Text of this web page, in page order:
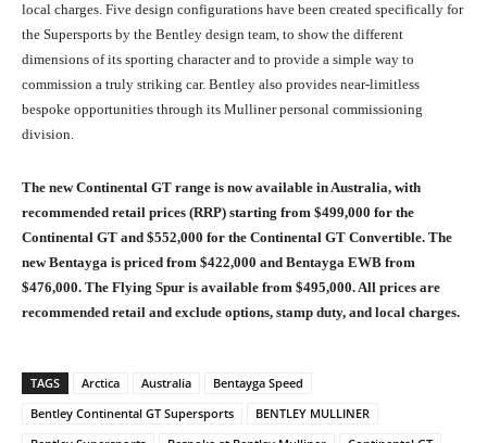
local charges. Five design configurations have been created specifically for
the Supersports by the Bentley design team, to show the different
dimensions of its sporting character and to provide a simple way to
commission a truly striking car. Bentley also provides near-limitless
bespoke opportunities through its Mulliner personal commissioning
division.
The new Continental GT range is now available in Australia, with
recommended retail prices (RRP) starting from $499,000 for the
Continental GT and $552,000 for the Continental GT Convertible. The
new Bentayga is priced from $422,000 and Bentayga EWB from
$476,000. The Flying Spur is available from $495,000. All prices are
recommended retail and exclude options, stamp duty, and local charges.
TAGS Arctica Australia
Bentayga Speed
Bentley Continental GT Supersports
BENTLEY MULLINER